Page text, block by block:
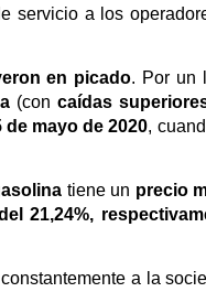
servicio a los
en picado. Por un
(con caídas
de mayo de 2020,
tiene un precio
21,24%,
a la